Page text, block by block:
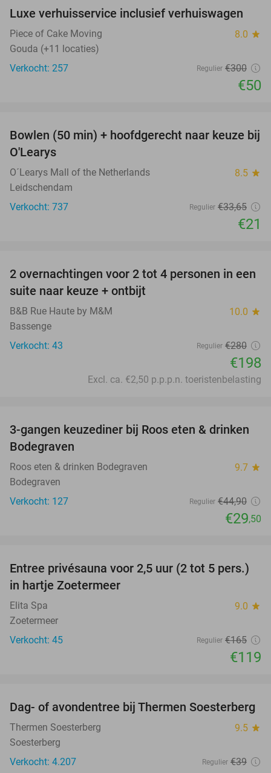
83%
Luxe verhuisservice inclusief verhuiswagen
Piece of Cake Moving 8.0 star
Gouda (+11 locaties)
Verkocht: 257
Regulier €300
€50
38%
Bowlen (50 min) + hoofdgerecht naar keuze bij
O'Learys
O´Learys Mall of the Netherlands 8.5 star
Leidschendam
Verkocht: 737
Regulier €33,65
€21
29%
2 overnachtingen voor 2 tot 4 personen in een
suite naar keuze + ontbijt
B&B Rue Haute by M&M 10.0 star
Bassenge
Verkocht: 43
Regulier €280
€198
Excl. ca. €2,50 p.p.p.n. toeristenbelasting
34%
3-gangen keuzediner bij Roos eten & drinken
Bodegraven
Roos eten & drinken Bodegraven 9.7 star
Bodegraven
Verkocht: 127
Regulier €44,90
€29,50
28%
Entree privésauna voor 2,5 uur (2 tot 5 pers.)
in hartje Zoetermeer
Elita Spa 9.0 star
Zoetermeer
Verkocht: 45
Regulier €165
€119
29%
Dag- of avondentree bij Thermen Soesterberg
Thermen Soesterberg 9.5 star
Soesterberg
Verkocht: 4.207
Regulier €39